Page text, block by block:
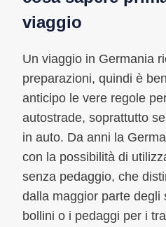
viaggio
Un viaggio in Germania
preparazioni, quindi è
anticipo le vere regole
autostrade, soprattutto
in auto. Da anni la
con la possibilità di
senza pedaggio, che
dalla maggior parte degli
bollini o i pedaggi per i